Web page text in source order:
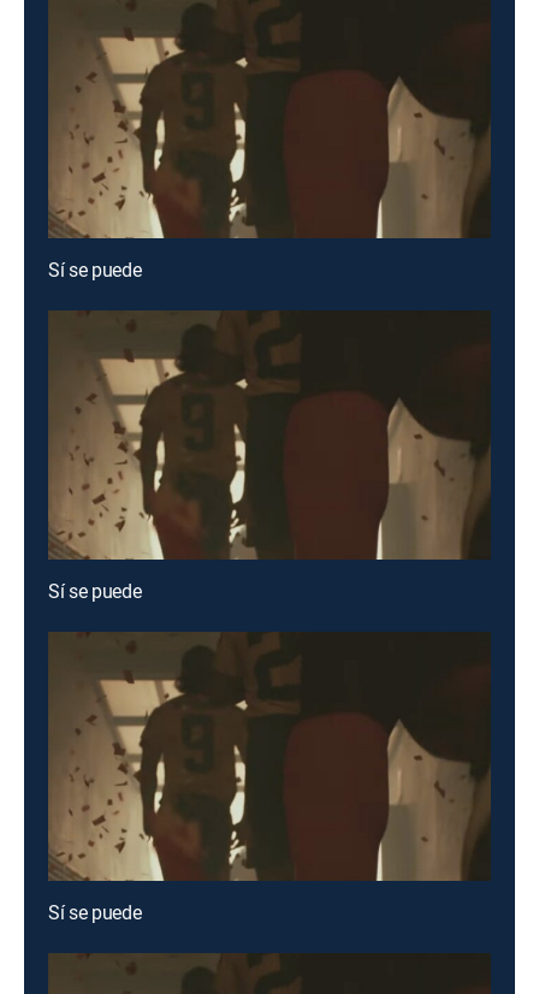
Sí se puede
Sí se puede
Sí se puede